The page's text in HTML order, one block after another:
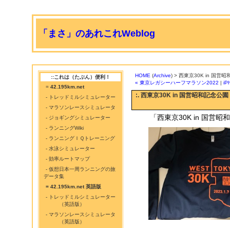
「まさ」のあれこれWeblog
::これは（たぶん）便利！
= 42.195km.net
- トレッドミルシミュレーター
- マラソンレースシミュレータ
- ジョギングシミュレーター
- ランニングWiki
- ランニングＩＱトレーニング
- 水泳シミュレーター
- 効率ルートマップ
- 仮想日本一周ランニングの旅
データ集
= 42.195km.net 英語版
- トレッドミルシミュレーター
（英語版）
- マラソンレースシミュレータ
（英語版）
HOME (Archive) > 西東京30K in 国営昭
« 東京レガシーハーフマラソン2022 |
:. 西東京30K in 国営昭和記念公園
「西東京30K in 国営昭